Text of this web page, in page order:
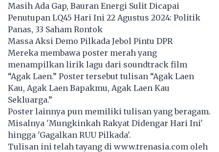
Masih Ada Gap, Bauran Energi Sulit Dicapai
Penutupan LQ45 Hari Ini 22 Agustus 2024: Politik
Panas, 33 Saham Rontok
Massa Aksi Demo Pilkada Jebol Pintu DPR
Mereka membawa poster merah yang
menampilkan lirik lagu dari soundtrack film
“Agak Laen.” Poster tersebut tulisan “Agak Laen
Kau, Agak Laen Bapakmu, Agak Laen Kau
Sekluarga.”
Poster lainnya pun memiliki tulisan yang beragam.
Misalnya 'Mungkinkah Rakyat Didengar Hari Ini'
hingga 'Gagalkan RUU Pilkada'.
Tulisan ini telah tayang di www.trenasia.com oleh